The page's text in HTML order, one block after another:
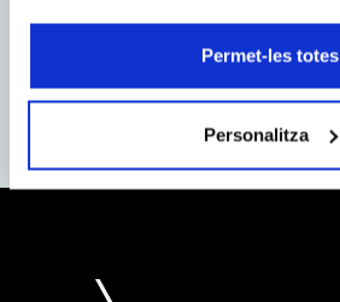
Permet-les totes
Personalitza
Lun. a jue. de 9h a 18h
Vie. de 9h a 15h
viernes de 9 a 15h.)